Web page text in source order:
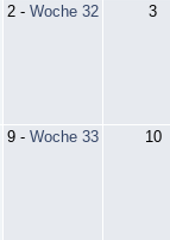
2 - Woche 32 3
9 - Woche 33 10